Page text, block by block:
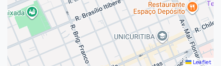
Leaflet